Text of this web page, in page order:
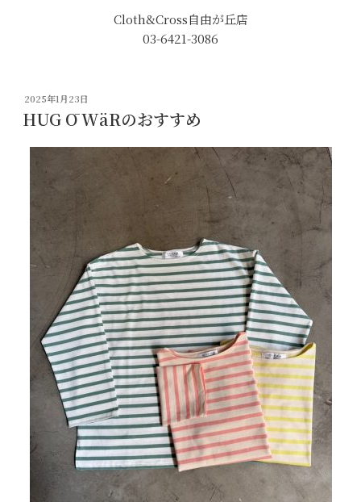
Cloth&Cross自由が丘店
03-6421-3086
投
稿
日:
2025年1月23日
HUG Ō WäRのおすすめ